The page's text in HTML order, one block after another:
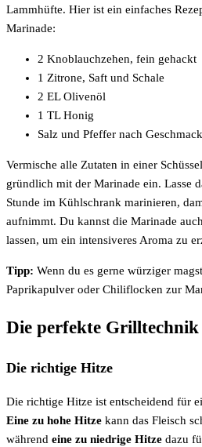
Lammhüfte. Hier ist ein einfaches
Marinade:
2 Knoblauchzehen, fein gehackt
1 Zitrone, Saft und Schale
2 EL Olivenöl
1 TL Honig
Salz und Pfeffer nach Geschmack
Vermische alle Zutaten in einer
gründlich mit der Marinade ein. Lasse
Stunde im Kühlschrank marinieren,
aufnimmt. Du kannst die Marinade
lassen, um ein intensiveres Aroma zu
Tipp: Wenn du es gerne würziger
Paprikapulver oder Chiliflocken zur
Die perfekte Grilltechnik
Die richtige Hitze
Die richtige Hitze ist entscheidend für
Eine zu hohe Hitze kann das Fleisch
während eine zu niedrige Hitze dazu